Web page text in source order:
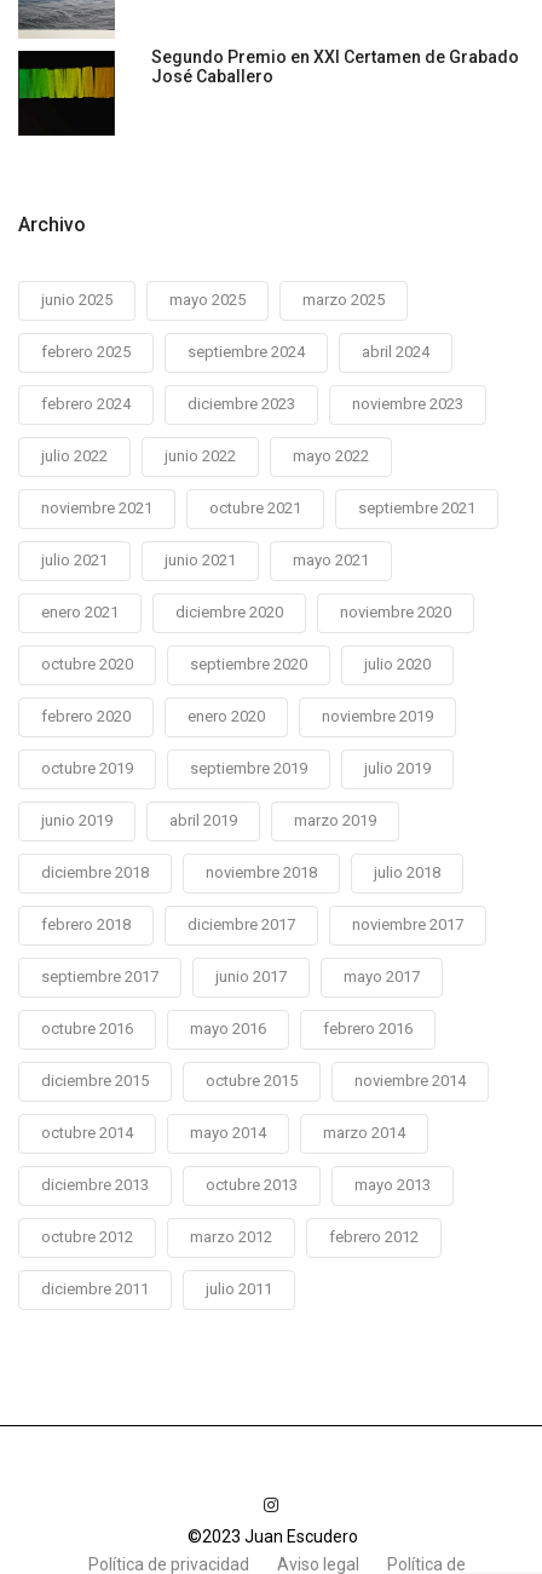
Segundo Premio en XXI Certamen de Grabado
José Caballero
Archivo
junio 2025 mayo 2025 marzo 2025
febrero 2025 septiembre 2024 abril 2024
febrero 2024 diciembre 2023 noviembre 2023
julio 2022 junio 2022 mayo 2022
noviembre 2021 octubre 2021 septiembre 2021
julio 2021 junio 2021 mayo 2021
enero 2021 diciembre 2020 noviembre 2020
octubre 2020 septiembre 2020 julio 2020
febrero 2020 enero 2020 noviembre 2019
octubre 2019 septiembre 2019 julio 2019
junio 2019 abril 2019 marzo 2019
diciembre 2018 noviembre 2018 julio 2018
febrero 2018 diciembre 2017 noviembre 2017
septiembre 2017 junio 2017 mayo 2017
octubre 2016 mayo 2016 febrero 2016
diciembre 2015 octubre 2015 noviembre 2014
octubre 2014 mayo 2014 marzo 2014
diciembre 2013 octubre 2013 mayo 2013
octubre 2012 marzo 2012 febrero 2012
diciembre 2011 julio 2011
©2023 Juan Escudero
Política de privacidad
Aviso legal Política de